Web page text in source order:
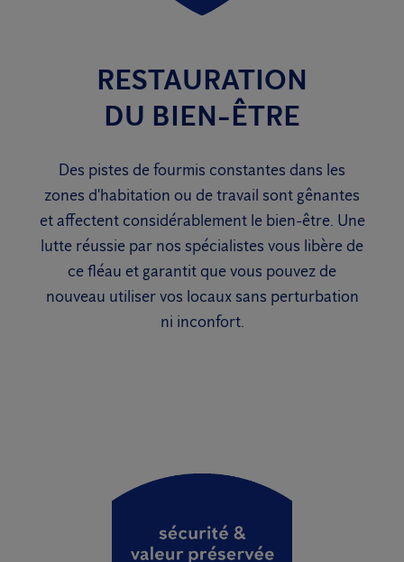
RESTAURATION
DU BIEN-ÊTRE
Des pistes de fourmis constantes dans les
zones d'habitation ou de travail sont gênantes
et affectent considérablement le bien-être. Une
lutte réussie par nos spécialistes vous libère de
ce fléau et garantit que vous pouvez de
nouveau utiliser vos locaux sans perturbation
ni inconfort.